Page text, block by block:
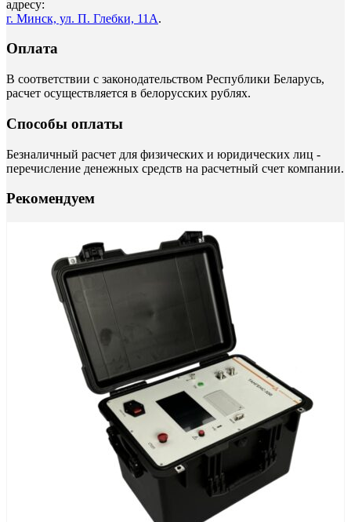
адресу:
г. Минск, ул. П. Глебки, 11А.
Оплата
В соответствии с законодательством Республики Беларусь,
расчет осуществляется в белорусских рублях.
Способы оплаты
Безналичный расчет для физических и юридических лиц -
перечисление денежных средств на расчетный счет компании.
Рекомендуем